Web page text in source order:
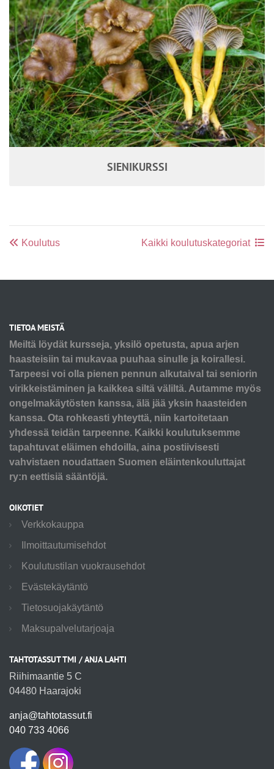
SIENIKURSSI
Koulutus Kaikki koulutuskategoriat
TIETOA MEISTÄ
Meiltä löydät kursseja, yksilö opetusta, apua arjen
haasteisiin tai mukavaa puuhaa sinulle ja koirallesi.
Tarpeesi voi olla pienen pennun alkutaival tai seniorin
virikkeistäminen ja kaikkea siltä väliltä. Autamme myös
ongelmakäytösten kanssa, älä jää yksin haasteiden
kanssa. Ota rohkeasti yhteyttä, niin kartoitetaan
yhdessä teidän tarpeenne. Kaikki koulutuksemme
tapahtuvat eläimen ehdoilla, aina postiivisesti
vahvistaen noudattaen Suomen eläintenkouluttajat
ry:n eettisiä sääntöjä.
OIKOTIET
Verkkokauppa
Ilmoittautumisehdot
Koulutustilan vuokrausehdot
Evästekäytäntö
Tietosuojakäytäntö
Maksupalvelutarjoaja
TAHTOTASSUT TMI / ANJA LAHTI
Riihimaantie 5 C
04480 Haarajoki
anja@tahtotassut.fi
040 733 4066